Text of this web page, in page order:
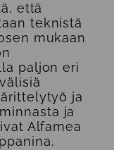
että
teknistä
mukaan
paljon eri
ja
ja
Alfamea